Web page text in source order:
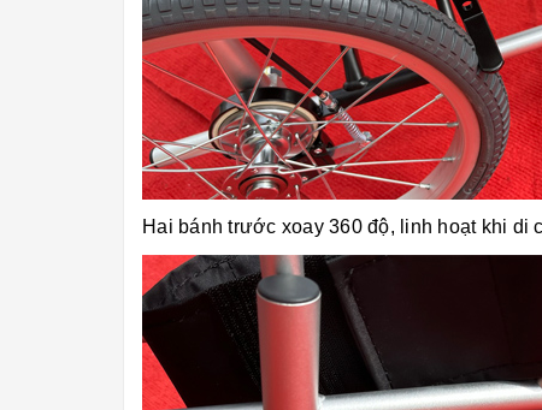
Hai bánh trước xoay 360 độ, linh hoạt khi di